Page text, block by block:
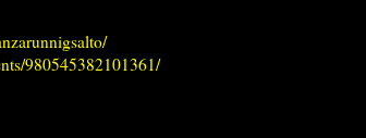
980545382101361/